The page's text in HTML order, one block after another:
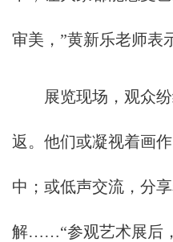
审美，”黄新乐老师表
展览现场，观众
返。他们或凝视着画
中；或低声交流，分
解……“参观艺术展后